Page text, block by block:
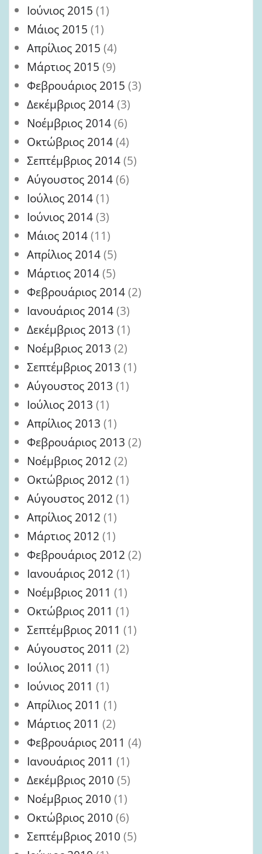
Ιούνιος 2015 (1)
Μάιος 2015 (1)
Απρίλιος 2015 (4)
Μάρτιος 2015 (9)
Φεβρουάριος 2015 (3)
Δεκέμβριος 2014(3)
Νοέμβριος 2014(6)
Οκτώβριος 2014(4)
Σεπτέμβριος 2014(5)
Αύγουστος 2014(6)
Ιούλιος 2014(1)
Ιούνιος 2014(3)
Μάιος 2014(11)
Απρίλιος 2014(5)
Μάρτιος 2014(5)
Φεβρουάριος 2014(2)
Ιανουάριος 2014(3)
Δεκέμβριος 2013 (1)
Νοέμβριος 2013 (2)
Σεπτέμβριος 2013 (1)
Αύγουστος 2013 (1)
Ιούλιος 2013 (1)
Απρίλιος 2013 (1)
Φεβρουάριος 2013 (2)
Νοέμβριος 2012 (2)
Οκτώβριος 2012 (1)
Αύγουστος 2012 (1)
Απρίλιος 2012 (1)
Μάρτιος 2012 (1)
Φεβρουάριος 2012 (2)
Ιανουάριος 2012 (1)
Νοέμβριος 2011 (1)
Οκτώβριος 2011 (1)
Σεπτέμβριος 2011 (1)
Αύγουστος 2011 (2)
Ιούλιος 2011 (1)
Ιούνιος 2011 (1)
Απρίλιος 2011 (1)
Μάρτιος 2011 (2)
Φεβρουάριος 2011 (4)
Ιανουάριος 2011 (1)
Δεκέμβριος 2010 (5)
Νοέμβριος 2010 (1)
Οκτώβριος 2010 (6)
Σεπτέμβριος 2010 (5)